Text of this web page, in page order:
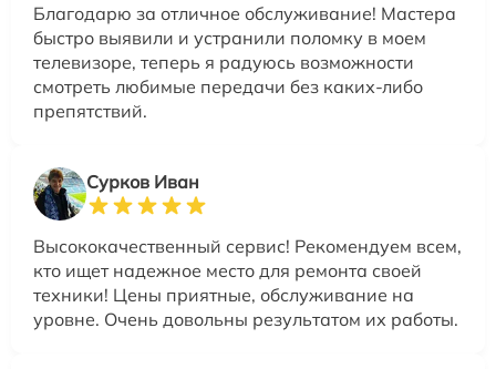
Благодарю за отличное обслуживание! Мастера
быстро выявили и устранили поломку в моем
телевизоре, теперь я радуюсь возможности
смотреть любимые передачи без каких-либо
препятствий.
Сурков Иван
Высококачественный сервис! Рекомендуем всем,
кто ищет надежное место для ремонта своей
техники! Цены приятные, обслуживание на
уровне. Очень довольны результатом их работы.